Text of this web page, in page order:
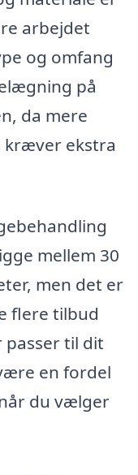
arbejdet
og omfang
på
da mere
kræver ekstra
mellem 30
men det er
flere tilbud
til dit
en fordel
du vælger